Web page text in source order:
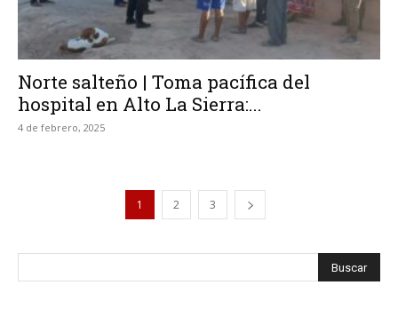
Norte salteño | Toma pacífica del
hospital en Alto La Sierra:...
4 de febrero, 2025
1 2 3